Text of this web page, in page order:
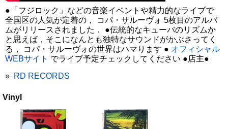
●「フジロック」などの音楽イベントや精力的なライブで
全国区の人気が定着の， コパ・サルーヴォ 5枚目のアルバ
ムがリリースされました． ●伝統的なキューバのリズムか
と思えば，そこになんとも独特なサウンドがかぶさってく
る， コパ・サルーヴォの世界はハマります ● オフィシャル
WEBサイト でライブ予定チェックしてください ●店主●
» RD RECORDS
Vinyl